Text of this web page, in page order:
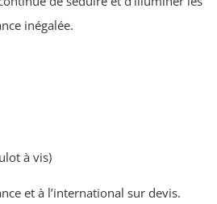
inégalée.
à vis)
et à l’international sur devis.